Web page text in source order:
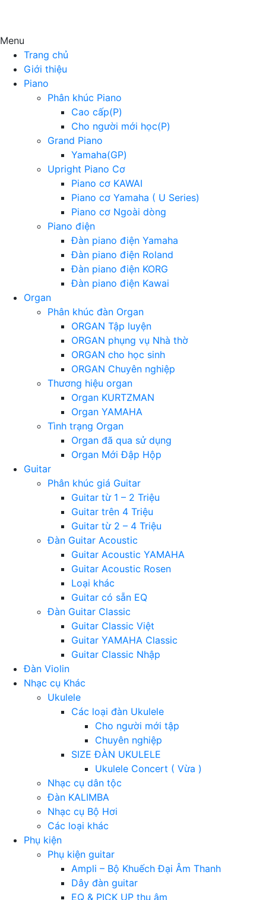
Menu
Trang chủ
Giới thiệu
Piano
Phân khúc Piano
Cao cấp(P)
Cho người mới học(P)
Grand Piano
Yamaha(GP)
Upright Piano Cơ
Piano cơ KAWAI
Piano cơ Yamaha ( U Series)
Piano cơ Ngoài dòng
Piano điện
Đàn piano điện Yamaha
Đàn piano điện Roland
Đàn piano điện KORG
Đàn piano điện Kawai
Organ
Phân khúc đàn Organ
ORGAN Tập luyện
ORGAN phụng vụ Nhà thờ
ORGAN cho học sinh
ORGAN Chuyên nghiệp
Thương hiệu organ
Organ KURTZMAN
Organ YAMAHA
Tình trạng Organ
Organ đã qua sử dụng
Organ Mới Đập Hộp
Guitar
Phân khúc giá Guitar
Guitar từ 1 – 2 Triệu
Guitar trên 4 Triệu
Guitar từ 2 – 4 Triệu
Đàn Guitar Acoustic
Guitar Acoustic YAMAHA
Guitar Acoustic Rosen
Loại khác
Guitar có sẵn EQ
Đàn Guitar Classic
Guitar Classic Việt
Guitar YAMAHA Classic
Guitar Classic Nhập
Đàn Violin
Nhạc cụ Khác
Ukulele
Các loại đàn Ukulele
Cho người mới tập
Chuyên nghiệp
SIZE ĐÀN UKULELE
Ukulele Concert ( Vừa )
Nhạc cụ dân tộc
Đàn KALIMBA
Nhạc cụ Bộ Hơi
Các loại khác
Phụ kiện
Phụ kiện guitar
Ampli – Bộ Khuếch Đại Âm Thanh
Dây đàn guitar
EQ & PICK UP thu âm